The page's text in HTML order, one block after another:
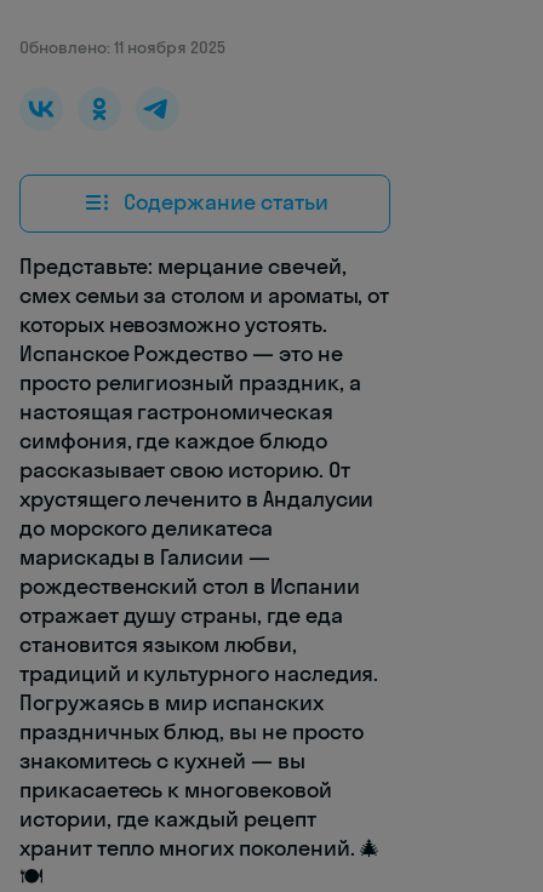
Обновлено: 11 ноября 2025
Содержание статьи
Представьте: мерцание свечей,
смех семьи за столом и ароматы, от
которых невозможно устоять.
Испанское Рождество — это не
просто религиозный праздник, а
настоящая гастрономическая
симфония, где каждое блюдо
рассказывает свою историю. От
хрустящего леченито в Андалусии
до морского деликатеса
марискады в Галисии —
рождественский стол в Испании
отражает душу страны, где еда
становится языком любви,
традиций и культурного наследия.
Погружаясь в мир испанских
праздничных блюд, вы не просто
знакомитесь с кухней — вы
прикасаетесь к многовековой
истории, где каждый рецепт
хранит тепло многих поколений. 🎄
🍽️